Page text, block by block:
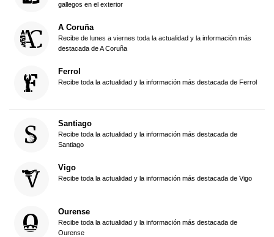
gallegos en el exterior
A Coruña
Recibe de lunes a viernes toda la actualidad y la información más
destacada de A Coruña
Ferrol
Recibe toda la actualidad y la información más destacada de Ferrol
Santiago
Recibe toda la actualidad y la información más destacada de
Santiago
Vigo
Recibe toda la actualidad y la información más destacada de Vigo
Ourense
Recibe toda la actualidad y la información más destacada de
Ourense